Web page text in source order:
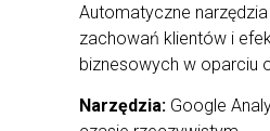
Automatyczne
zachowań klientów i
biznesowych w oparciu
Narzędzia: Google